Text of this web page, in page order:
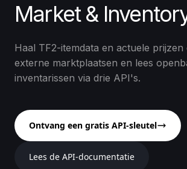
Market &
Haal TF2-itemdata en actuele
externe marktplaatsen en lees
inventarissen via drie API's.
Ontvang een gratis API-sleutel
Lees de API-documentatie